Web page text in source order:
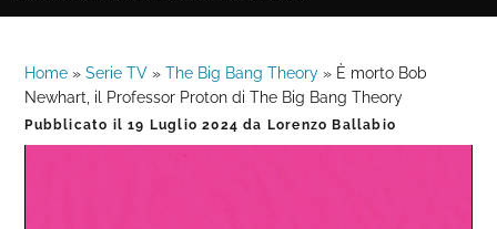
Home »Serie TV »The Big Bang Theory » È morto Bob
Newhart, il Professor Proton di The Big Bang Theory
Pubblicato il19 Luglio 2024 da Lorenzo Ballabio